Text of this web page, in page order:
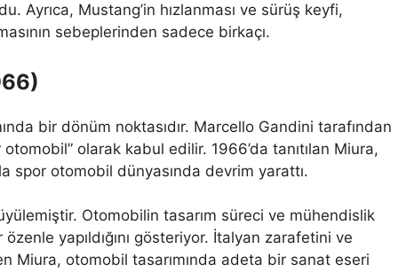
Ayrıca, Mustang’in hızlanması ve sürüş keyfi,
sebeplerinden sadece birkaçı.
bir dönüm noktasıdır. Marcello Gandini tarafından
olarak kabul edilir. 1966’da tanıtılan Miura,
spor otomobil dünyasında devrim yarattı.
Otomobilin tasarım süreci ve mühendislik
yapıldığını gösteriyor. İtalyan zarafetini ve
Miura, otomobil tasarımında adeta bir sanat eseri